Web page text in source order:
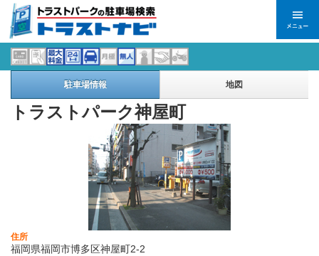
駐車場情報 地図
トラストパーク神屋町
住所
福岡県福岡市博多区神屋町2-2